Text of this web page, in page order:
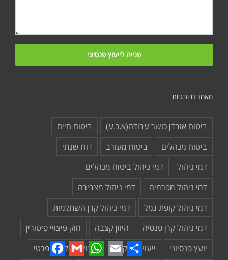
מאמרים ותגיות
ביטוח אובדן כושר עבודה(א.כ.ע)
ביטוח חיים
ביטוח מנהלים
ביטוח מעורב
דוח שנתי
דמי ניהול
דמי ניהול ביטוח מנהלים
דמי ניהול מפרמיה
דמי ניהול מצבירה
דמי ניהול קופת גמל
דמי ניהול קרן השתלמות
דמי ניהול קרן פנסיה
היוון קצבה
חוק פיצויי פיטורין
יועץ פנסיוני
ייעוץ השקעות ייעוץ השקעות פרטי
FacebookGmail
WhatsAppEmailShare